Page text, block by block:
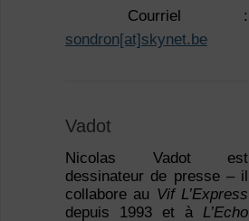
 Courriel :
sondron[at]skynet.be
Vadot
Nicolas Vadot est
dessinateur de presse – il
collabore au Vif L’Express
depuis 1993 et àL’Echo